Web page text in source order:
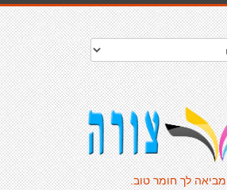
מביאה לך חומר טוב.